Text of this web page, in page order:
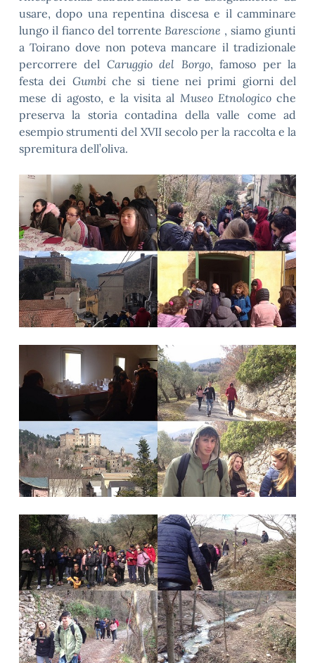
usare, dopo una repentina discesa e il camminare
lungo il fianco del torrenteBarescione , siamo giunti
a Toirano dove non poteva mancare il tradizionale
percorrere del Caruggio del Borgo, famoso per la
festa dei Gumbiche si tiene nei primi giorni del
mese di agosto, e la visita al Museo Etnologicoche
preserva la storia contadina della valle come ad
esempio strumenti del XVII secolo per la raccolta e la
spremitura dell’oliva.